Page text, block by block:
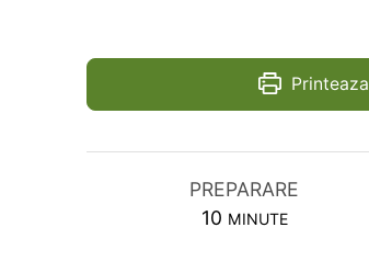
Printeaza
PREPARARE
10MINUTES
MINUTE